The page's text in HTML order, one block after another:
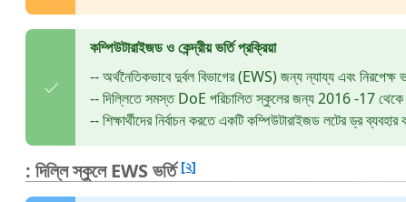
কম্পিউটারাইজড ও কেন্দ্রীয় ভর্তি প্রক্রিয়া
-- অর্থনৈতিকভাবে দুর্বল বিভাগের (EWS) জন্য ন্যায্য এবং নিরপেক্ষ
-- দিল্লিতে সমস্ত DoE পরিচালিত স্কুলের জন্য 2016 -17 থেকে
-- শিক্ষার্থীদের নির্বাচন করতে একটি কম্পিউটারাইজড লটের ড্র ব্যবহার
: দিল্লি স্কুলে EWS ভর্তি[২]